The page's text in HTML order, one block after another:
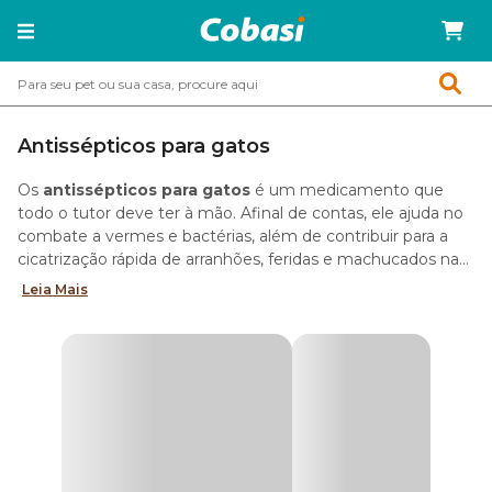
Antissépticos para gatos
Os antissépticos para gatos é um medicamento que
todo o tutor deve ter à mão. Afinal de contas, ele ajuda no
combate a vermes e bactérias, além de contribuir para a
cicatrização rápida de arranhões, feridas e machucados na
pele do animal.
No pet shop online da Cobasi você tem à disposição
Leia Mais